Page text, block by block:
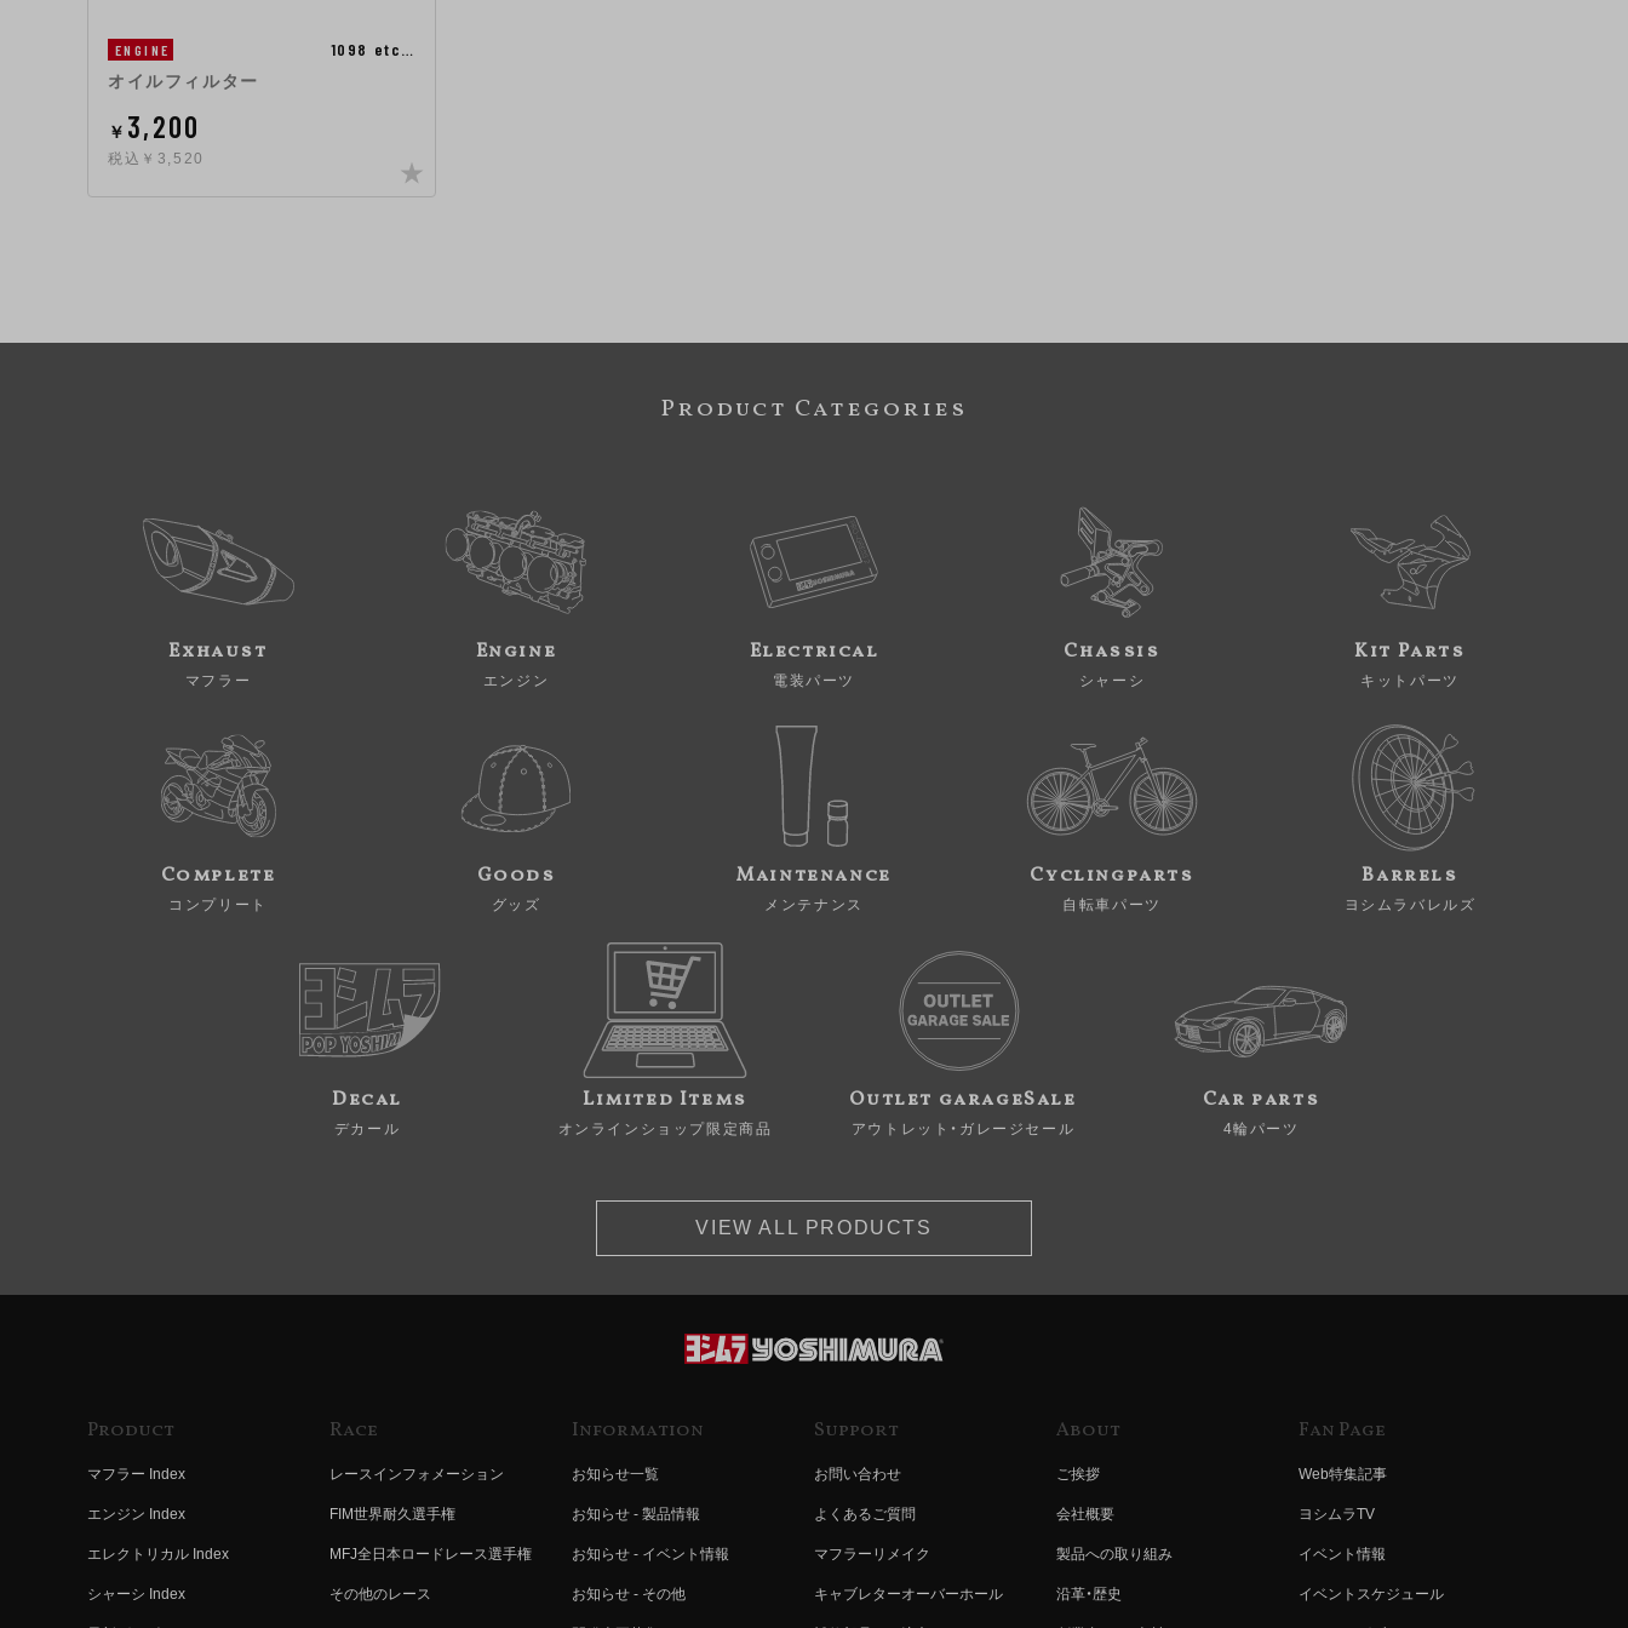
ENGINE 1098 etc…
オイルフィルター
￥ 3,200
税込￥3,520
Product Categories
Exhaust
マフラー
Engine
エンジン
Electrical
電装パーツ
Chassis
シャーシ
Kit Parts
キットパーツ
Complete
コンプリート
Goods
グッズ
Maintenance
メンテナンス
Cyclingparts
自転車パーツ
Barrels
ヨシムラバレルズ
Decal
デカール
Limited Items
オンラインショップ限定商品
Outlet garageSale
アウトレット・ガレージセール
Car parts
4輪パーツ
VIEW ALL PRODUCTS
Product
マフラー Index
エンジン Index
エレクトリカル Index
シャーシ Index
Race
レースインフォメーション
FIM世界耐久選手権
MFJ全日本ロードレース選手権
その他のレース
Information
お知らせ一覧
お知らせ - 製品情報
お知らせ - イベント情報
お知らせ - その他
Support
お問い合わせ
よくあるご質問
マフラーリメイク
キャブレターオーバーホール
About
ご挨拶
会社概要
製品への取り組み
沿革・歴史
Fan Page
Web特集記事
ヨシムラTV
イベント情報
イベントスケジュール